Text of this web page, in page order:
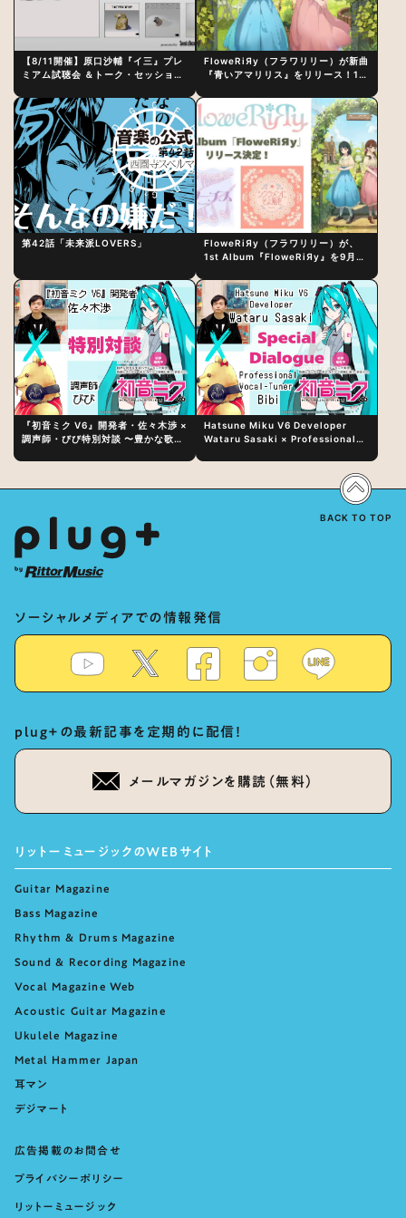
【8/11開催】原口沙輔『イ三』プレ
ミアム試聴会 ＆トーク・セッション
制作秘話
FloweRiЯy（フラワリリー）が新曲
『青いアマリリス』をリリース！1st
第42話「未来派LOVERS」
FloweRiЯy（フラワリリー）が、
1st Album『FloweRiЯy』を9月23
『初音ミク V6』開発者・佐々木渉 ×
調声師・びび特別対談 〜豊かな歌声
Hatsune Miku V6 Developer
Wataru Sasaki × Professional
Vocal Expression Lies in “Love
for the singing characters” and
ソーシャルメディアでの情報発信
plug+の最新記事を定期的に配信！
メールマガジンを購読（無料）
リットーミュージックのWEBサイト
Guitar Magazine
Bass Magazine
Rhythm & Drums Magazine
Sound & Recording Magazine
Vocal Magazine Web
Acoustic Guitar Magazine
Ukulele Magazine
Metal Hammer Japan
耳マン
デジマート
広告掲載のお問合せ
プライバシーポリシー
リットーミュージック
BACK TO TOP